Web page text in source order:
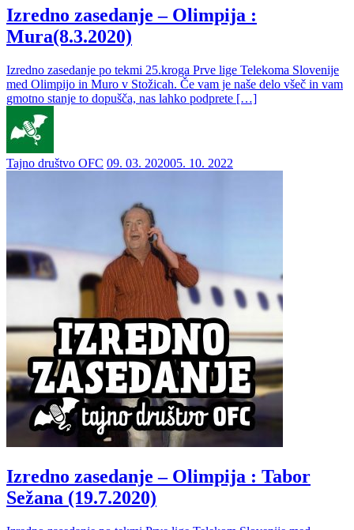
Izredno zasedanje – Olimpija :
Mura(8.3.2020)
Izredno zasedanje po tekmi 25.kroga Prve lige Telekoma Slovenije
med Olimpijo in Muro v Stožicah. Če vam je naše delo všeč in vam
gmotno stanje to dopušča, nas lahko podprete […]
Tajno društvo OFC 09. 03. 202005. 10. 2022
Izredno zasedanje – Olimpija : Tabor
Sežana (19.7.2020)